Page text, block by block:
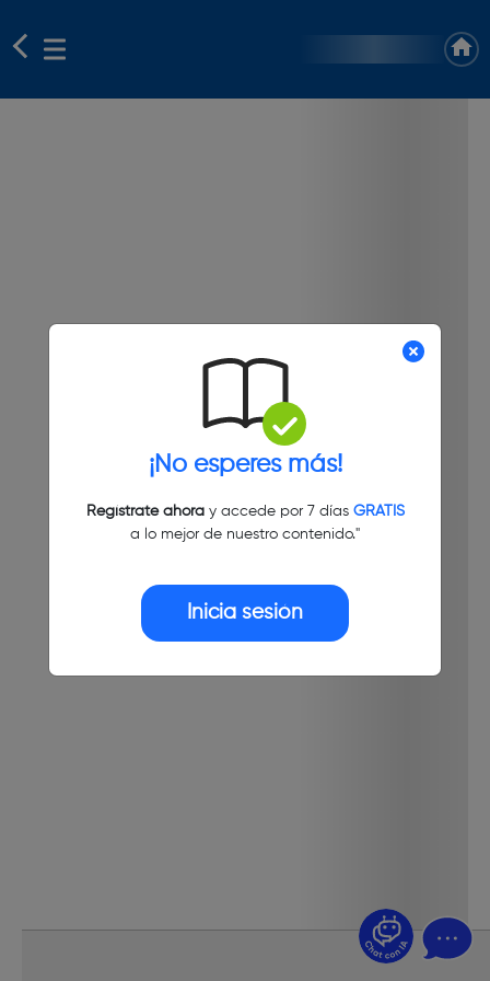
¡No esperes más!
Regístrate ahoray accede por 7 días GRATIS
a lo mejor de nuestro contenido."
Inicia sesión